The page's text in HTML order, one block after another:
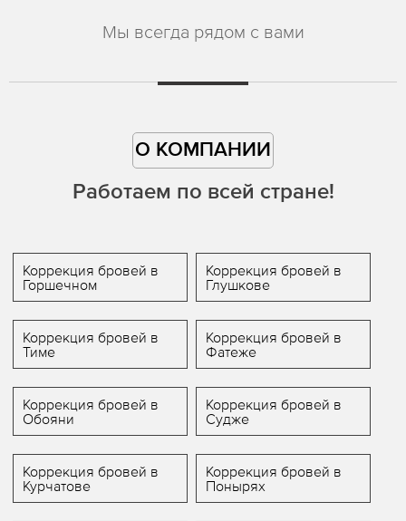
Мы всегда рядом с вами
О КОМПАНИИ
Работаем по всей стране!
Коррекция бровей в
Горшечном
Коррекция бровей в
Глушкове
Коррекция бровей в
Тиме
Коррекция бровей в
Фатеже
Коррекция бровей в
Обояни
Коррекция бровей в
Судже
Коррекция бровей в
Курчатове
Коррекция бровей в
Понырях